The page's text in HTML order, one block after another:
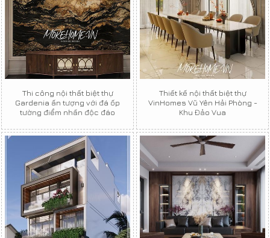
Thi công nội thất biệt thự
Gardenia ấn tượng với đá ốp
tường điểm nhấn độc đáo
Thiết kế nội thất biệt thự
VinHomes Vũ Yên Hải Phòng -
Khu Đảo Vua